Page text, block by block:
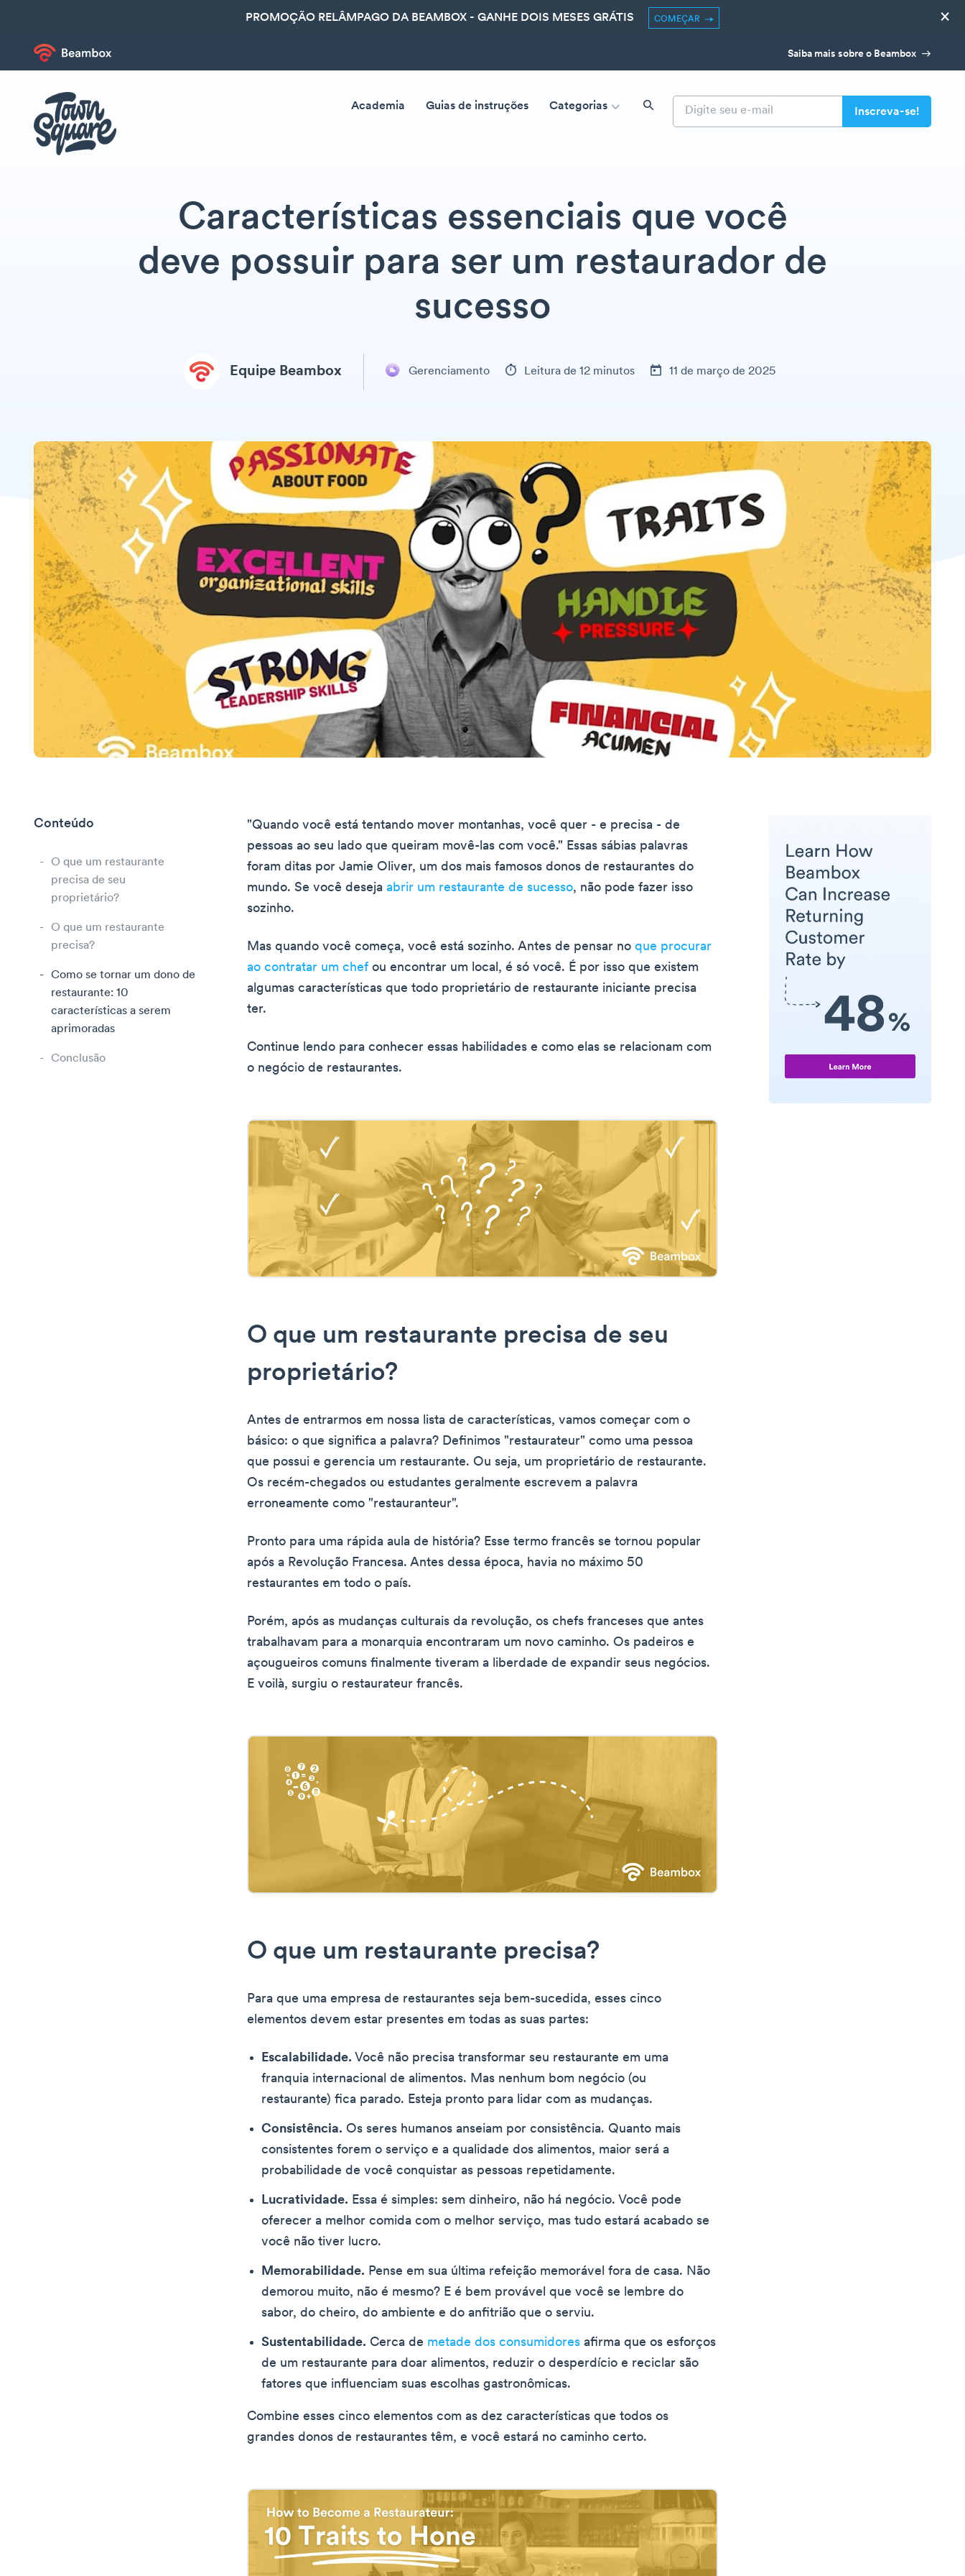
PROMOÇÃO RELÂMPAGO DA BEAMBOX - GANHE DOIS MESES GRÁTIS COMEÇAR ×
Saiba mais sobre o Beambox
Academia Guias de instruções Categorias
Características essenciais que você
deve possuir para ser um restaurador de
sucesso
Equipe Beambox Gerenciamento Leitura de 12 minutos 11 de março de 2025
Conteúdo
O que um restaurante
precisa de seu
proprietário?
O que um restaurante
precisa?
Como se tornar um dono de
restaurante: 10
características a serem
aprimoradas
Conclusão
"Quando você está tentando mover montanhas, você quer - e precisa - de
pessoas ao seu lado que queiram movê-las com você." Essas sábias palavras
foram ditas por Jamie Oliver, um dos mais famosos donos de restaurantes do
mundo. Se você deseja abrir um restaurante de sucesso, não pode fazer isso
sozinho.
Mas quando você começa, você está sozinho. Antes de pensar no que procurar
ao contratar um chef ou encontrar um local, é só você. É por isso que existem
algumas características que todo proprietário de restaurante iniciante precisa
ter.
Continue lendo para conhecer essas habilidades e como elas se relacionam com
o negócio de restaurantes.
O que um restaurante precisa de seu
proprietário?
Antes de entrarmos em nossa lista de características, vamos começar com o
básico: o que significa a palavra? Definimos "restaurateur" como uma pessoa
que possui e gerencia um restaurante. Ou seja, um proprietário de restaurante.
Os recém-chegados ou estudantes geralmente escrevem a palavra
erroneamente como "restauranteur".
Pronto para uma rápida aula de história? Esse termo francês se tornou popular
após a Revolução Francesa. Antes dessa época, havia no máximo 50
restaurantes em todo o país.
Porém, após as mudanças culturais da revolução, os chefs franceses que antes
trabalhavam para a monarquia encontraram um novo caminho. Os padeiros e
açougueiros comuns finalmente tiveram a liberdade de expandir seus negócios.
E voilà, surgiu o restaurateur francês.
O que um restaurante precisa?
Para que uma empresa de restaurantes seja bem-sucedida, esses cinco
elementos devem estar presentes em todas as suas partes:
Escalabilidade. Você não precisa transformar seu restaurante em uma
franquia internacional de alimentos. Mas nenhum bom negócio (ou
restaurante) fica parado. Esteja pronto para lidar com as mudanças.
Consistência. Os seres humanos anseiam por consistência. Quanto mais
consistentes forem o serviço e a qualidade dos alimentos, maior será a
probabilidade de você conquistar as pessoas repetidamente.
Lucratividade. Essa é simples: sem dinheiro, não há negócio. Você pode
oferecer a melhor comida com o melhor serviço, mas tudo estará acabado se
você não tiver lucro.
Memorabilidade. Pense em sua última refeição memorável fora de casa. Não
demorou muito, não é mesmo? E é bem provável que você se lembre do
sabor, do cheiro, do ambiente e do anfitrião que o serviu.
Sustentabilidade. Cerca de metade dos consumidores afirma que os esforços
de um restaurante para doar alimentos, reduzir o desperdício e reciclar são
fatores que influenciam suas escolhas gastronômicas.
Combine esses cinco elementos com as dez características que todos os
grandes donos de restaurantes têm, e você estará no caminho certo.